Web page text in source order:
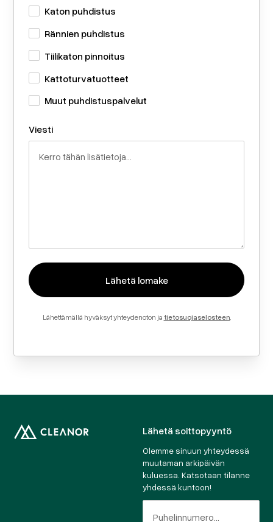
Katon puhdistus
Rännien puhdistus
Tiilikaton pinnoitus
Kattoturvatuotteet
Muut puhdistuspalvelut
Viesti
Lähettämällä hyväksyt yhteydenoton ja tietosuojaselosteen
Lähetä soittopyyntö
Olemme sinuun yhteydessä
muutaman arkipäivän
kuluessa. Katsotaan tilanne
yhdessä kuntoon!